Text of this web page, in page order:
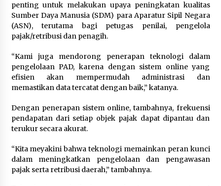
penting untuk melakukan upaya peningkatan kualitas
Sumber Daya Manusia (SDM) para Aparatur Sipil Negara
(ASN), terutama bagi petugas penilai, pengelola
pajak/retribusi dan penagih.
“Kami juga mendorong penerapan teknologi dalam
pengelolaan PAD, karena dengan sistem online yang
efisien akan mempermudah administrasi dan
memastikan data tercatat dengan baik,” katanya.
Dengan penerapan sistem online, tambahnya, frekuensi
pendapatan dari setiap objek pajak dapat dipantau dan
terukur secara akurat.
“Kita meyakini bahwa teknologi memainkan peran kunci
dalam meningkatkan pengelolaan dan pengawasan
pajak serta retribusi daerah,” tambahnya.